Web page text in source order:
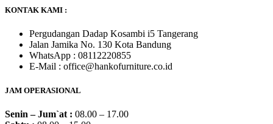
KONTAK KAMI :
Pergudangan Dadap Kosambi i5 Tangerang
Jalan Jamika No. 130 Kota Bandung
WhatsApp : 08112220855
E-Mail : office@hankofurniture.co.id
JAM OPERASIONAL
Senin – Jum`at : 08.00 – 17.00